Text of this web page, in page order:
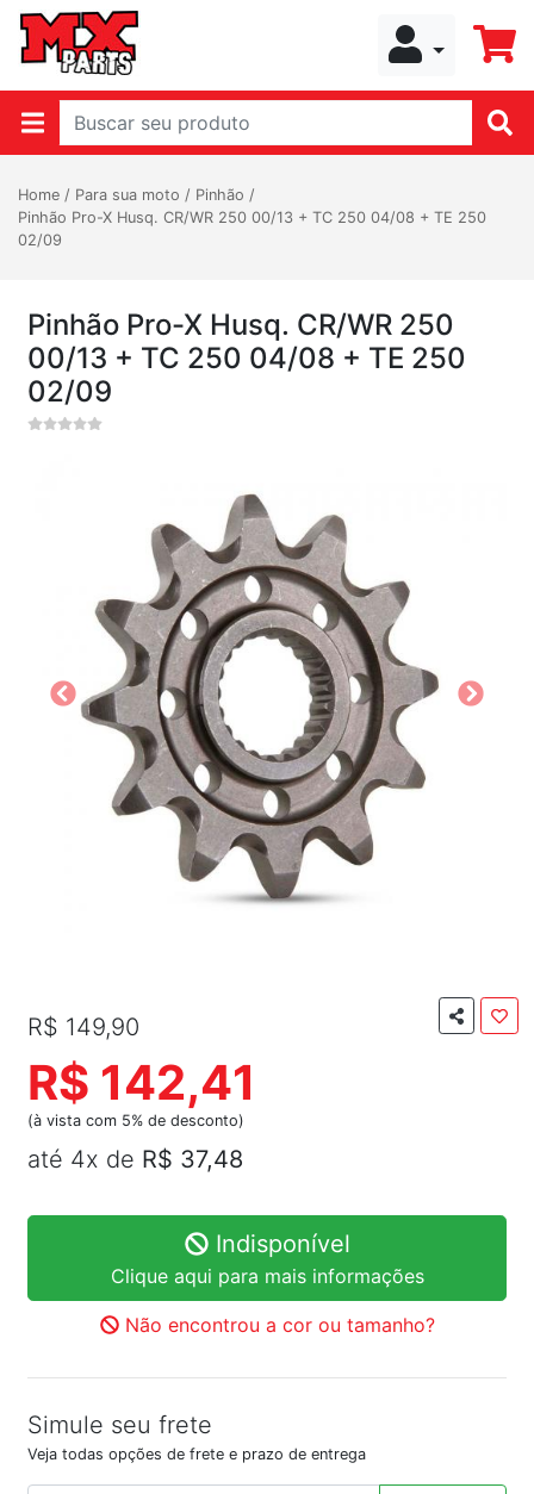
Home / Para sua moto / Pinhão /
Pinhão Pro-X Husq. CR/WR 250 00/13 + TC 250 04/08 + TE 250
02/09
Pinhão Pro-X Husq. CR/WR 250
00/13 + TC 250 04/08 + TE 250
02/09
R$ 149,90
R$ 142,41
(à vista com 5% de desconto)
até 4x de R$ 37,48
Indisponível
Clique aqui para mais informações
Não encontrou a cor ou tamanho?
Simule seu frete
Veja todas opções de frete e prazo de entrega